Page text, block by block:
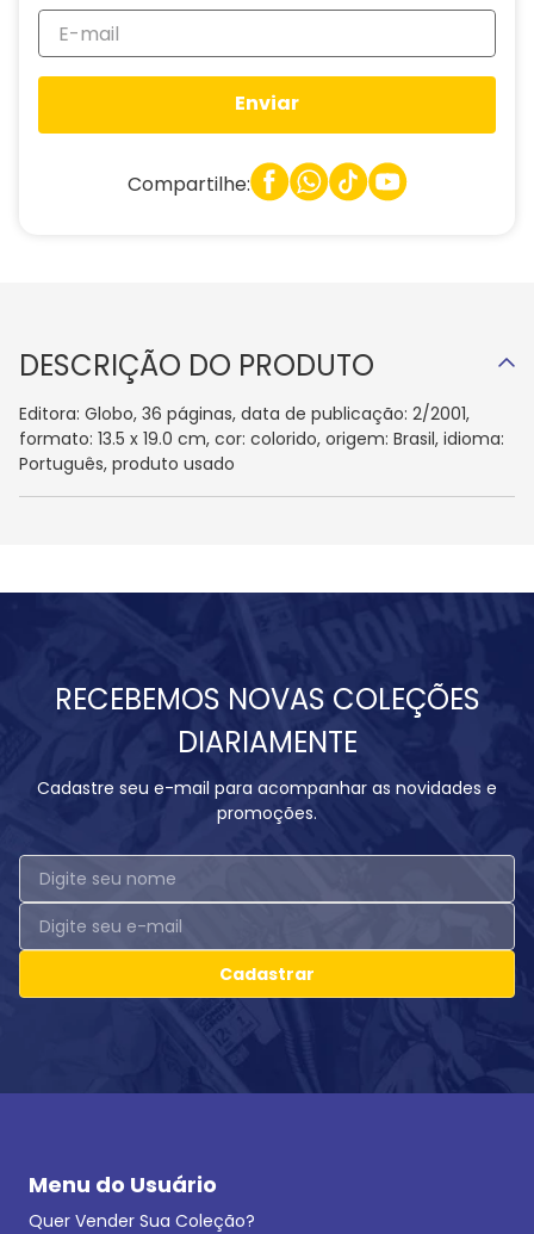
Enviar
Compartilhe:
DESCRIÇÃO DO PRODUTO
Editora: Globo, 36 páginas, data de publicação: 2/2001,
formato: 13.5 x 19.0 cm, cor: colorido, origem: Brasil, idioma:
Português, produto usado
RECEBEMOS NOVAS COLEÇÕES
DIARIAMENTE
Cadastre seu e-mail para acompanhar as novidades e
promoções.
Cadastrar
Menu do Usuário
Quer Vender Sua Coleção?